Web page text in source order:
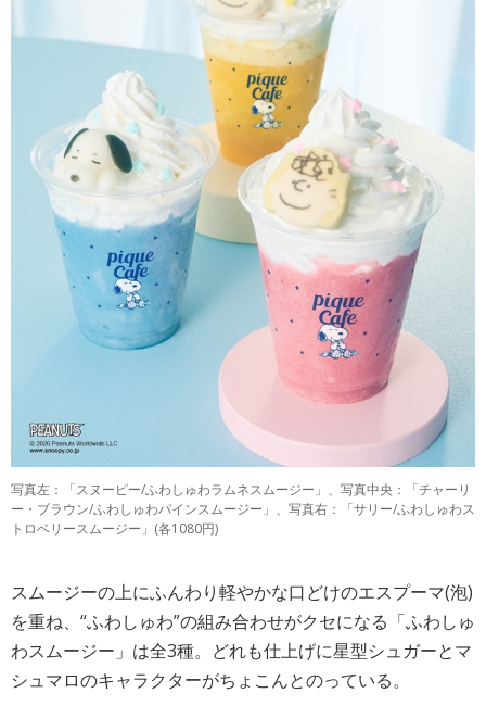
写真左：「スヌーピー/ふわしゅわラムネスムージー」、写真中央：「チャーリ
ー・ブラウン/ふわしゅわパインスムージー」、写真右：「サリー/ふわしゅわス
トロベリースムージー」(各1080円)
スムージーの上にふんわり軽やかな口どけのエスプーマ(泡)
を重ね、“ふわしゅわ”の組み合わせがクセになる「ふわしゅ
わスムージー」は全3種。どれも仕上げに星型シュガーとマ
シュマロのキャラクターがちょこんとのっている。